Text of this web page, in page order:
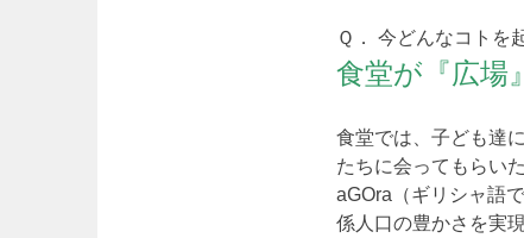
Ｑ． 今どんなコトを
食堂が『広場
食堂では、子ども達
たちに会ってもらい
aGOra（ギリシャ語
係人口の豊かさを実